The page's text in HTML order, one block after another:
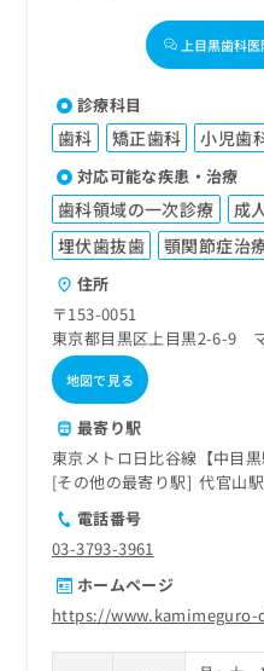
上目黒歯科
診療科目
歯科 矯正歯科 小児歯
対応可能な疾患・治療
歯科領域の一次診療
成
埋伏歯抜歯
顎関節症治
住所
〒153-0051
東京都目黒区上目黒2-6-9
地図で見る
最寄り駅
東京メトロ日比谷線【中目黒
その他の最寄り駅
代官山駅
電話番号
03-3793-3961
ホームページ
https://